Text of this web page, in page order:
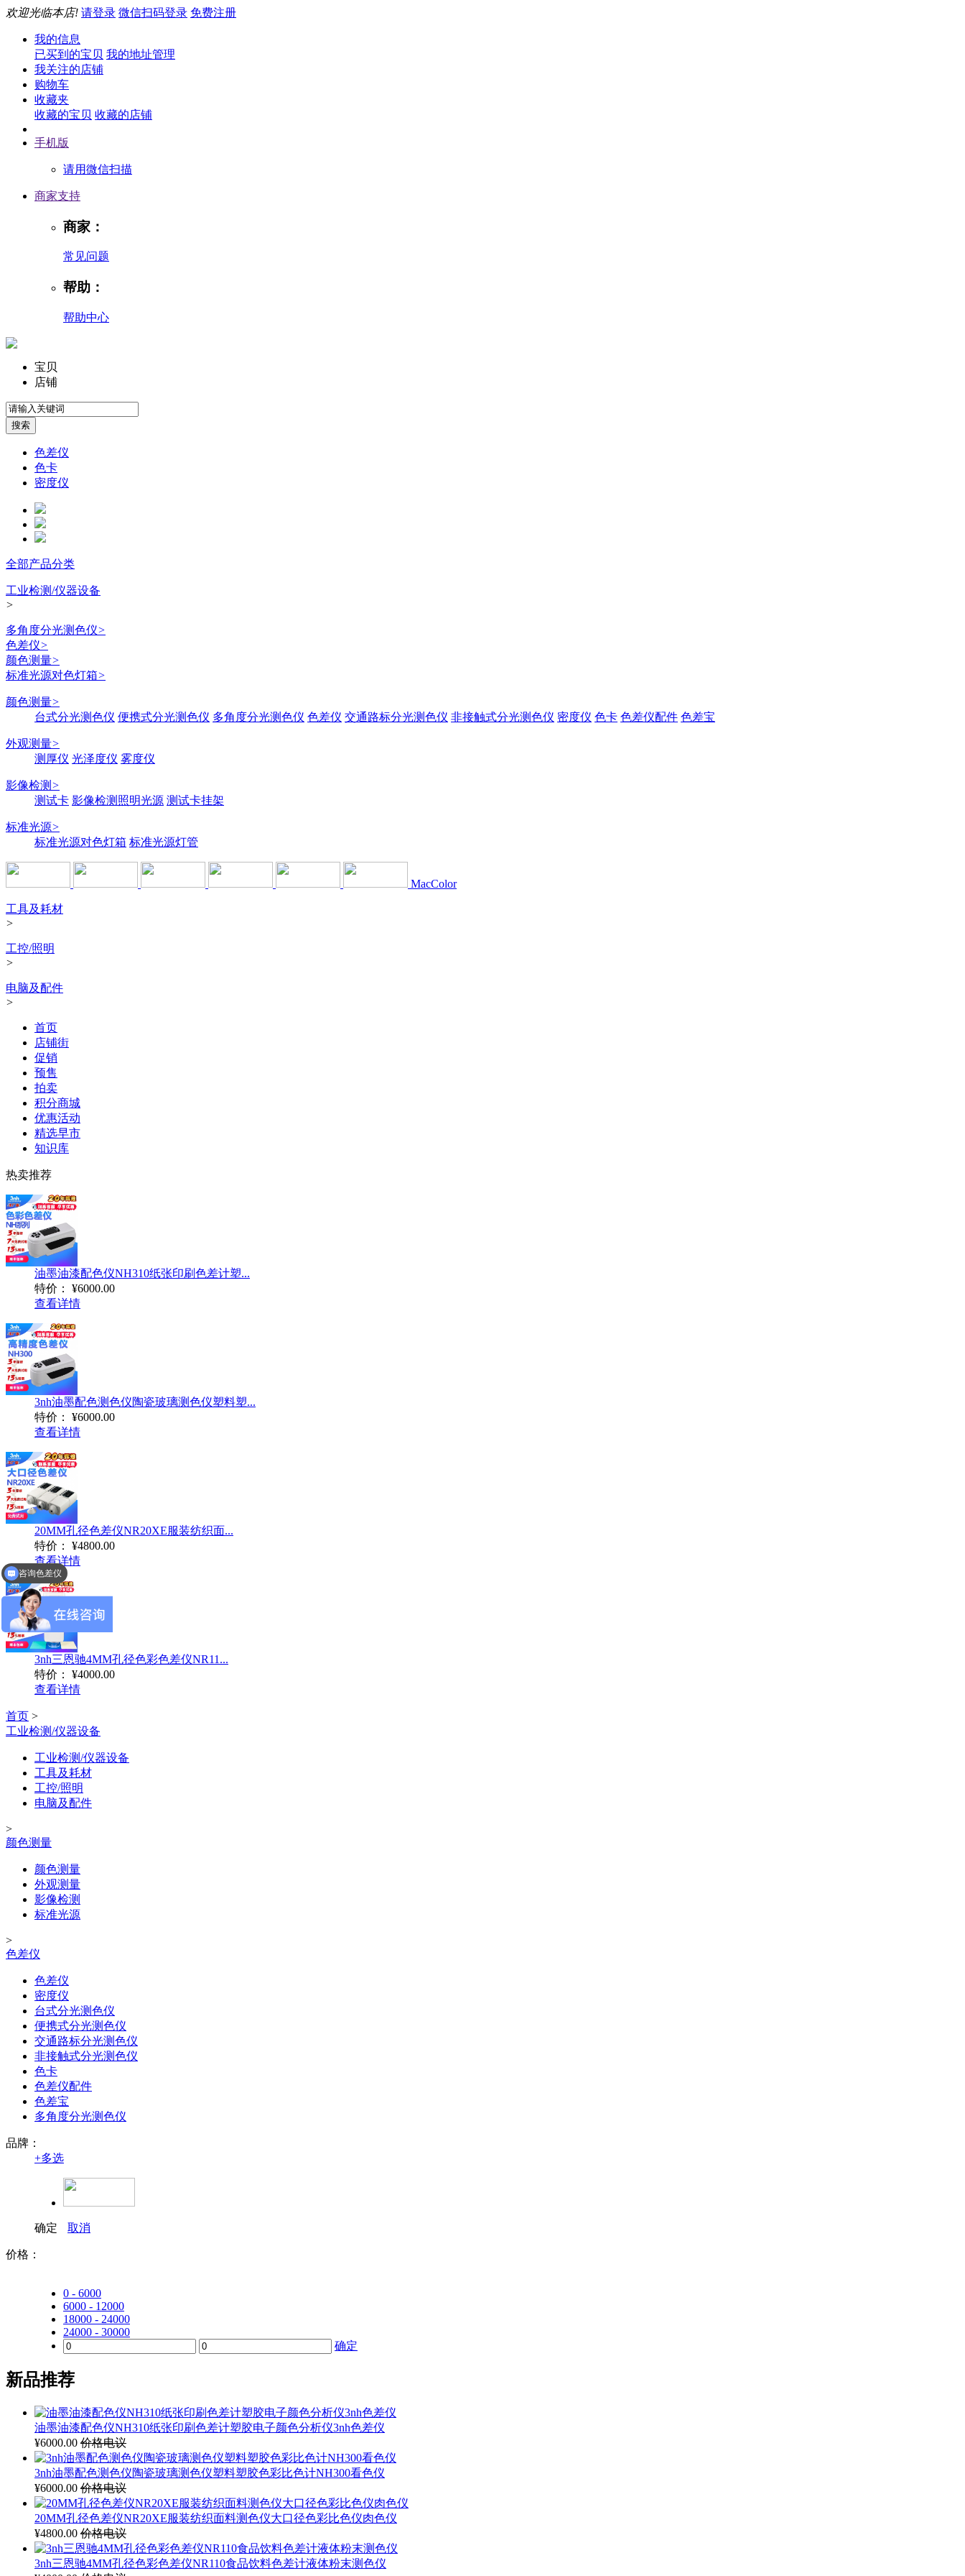
欢迎光临本店! 请登录 微信扫码登录 免费注册
我的信息
已买到的宝贝 我的地址管理
我关注的店铺
购物车
收藏夹
收藏的宝贝 收藏的店铺
手机版
请用微信扫描
商家支持
商家：
常见问题
帮助：
帮助中心
宝贝
店铺
色差仪
色卡
密度仪
全部产品分类
工业检测/仪器设备
>
多角度分光测色仪>
色差仪>
颜色测量>
标准光源对色灯箱>
颜色测量>
台式分光测色仪 便携式分光测色仪 多角度分光测色仪 色差仪 交通路标分光测色仪 非接触式分光测色仪 密度仪 色卡 色差仪配件 色差宝
外观测量>
测厚仪 光泽度仪 雾度仪
影像检测 >
测试卡 影像检测照明光源 测试卡挂架
标准光源>
标准光源对色灯箱 标准光源灯管
MacColor
工具及耗材
>
工控/照明
>
电脑及配件
>
首页
店铺街
促销
预售
拍卖
积分商城
优惠活动
精选早市
知识库
热卖推荐
油墨油漆配色仪NH310纸张印刷色差计塑...
特价：
¥6000.00
查看详情
3nh油墨配色测色仪陶瓷玻璃测色仪塑料塑...
特价：
¥6000.00
查看详情
20MM孔径色差仪NR20XE服装纺织面...
特价：
¥4800.00
查看详情
3nh三恩驰4MM孔径色彩色差仪NR11...
特价：
¥4000.00
查看详情
首页 >
工业检测/仪器设备
工业检测/仪器设备
工具及耗材
工控/照明
电脑及配件
>
颜色测量
颜色测量
外观测量
影像检测
标准光源
>
色差仪
色差仪
密度仪
台式分光测色仪
便携式分光测色仪
交通路标分光测色仪
非接触式分光测色仪
色卡
色差仪配件
色差宝
多角度分光测色仪
品牌：
+多选
确定 取消
价格：
0 - 6000
6000 - 12000
18000 - 24000
24000 - 30000
确定
新品推荐
油墨油漆配色仪NH310纸张印刷色差计塑胶电子颜色分析仪3nh色差仪
¥6000.00 价格电议
3nh油墨配色测色仪陶瓷玻璃测色仪塑料塑胶色彩比色计NH300看色仪
¥6000.00 价格电议
20MM孔径色差仪NR20XE服装纺织面料测色仪大口径色彩比色仪肉色仪
¥4800.00 价格电议
3nh三恩驰4MM孔径色彩色差仪NR110食品饮料色差计液体粉末测色仪
咨询色差仪